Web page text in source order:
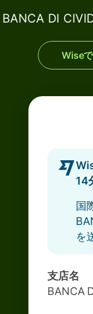
BANCA DI
Wise
14
国
を
支店名
BANCA